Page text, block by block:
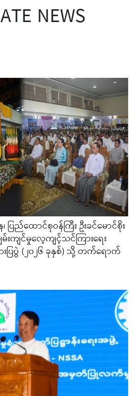
NEWS
ပြည်ထောင်စုဝန်ကြီး ဦးခင်မောင်စိုး
ကျင်မှုလေ့ကျင့်သင်ကြားရေး
ပြပွဲ (၂၀၂၆ ခုနှစ်) သို့ တက်ရောက်